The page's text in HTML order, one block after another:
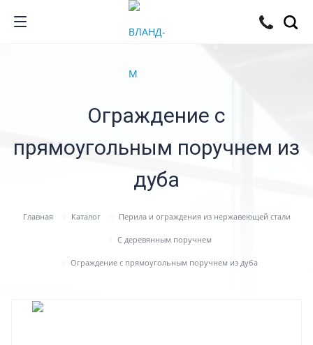
Ограждение с
прямоугольным поручнем из
дуба
Главная Каталог Перила и ограждения из нержавеющей стали
С деревянным поручнем
Ограждение с прямоугольным поручнем из дуба